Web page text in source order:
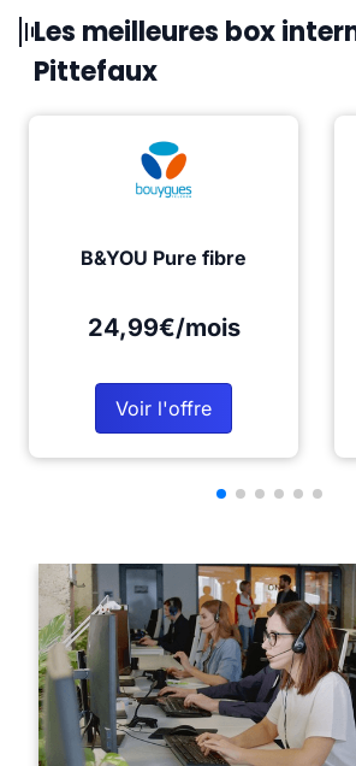
Les meilleures box
Pittefaux
B&YOU Pure fibre
24,99€/mois
Voir l'offre